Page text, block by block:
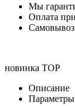
Мы
Оплата
Самовывоз
новинка TOP
Описание
Параметры